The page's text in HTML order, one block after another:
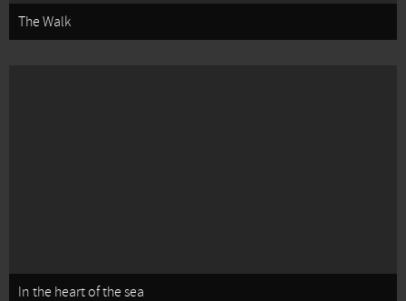
The Walk
In the heart of the sea